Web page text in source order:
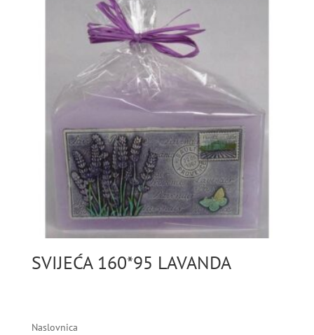
SVIJEĆA 160*95 LAVANDA
Naslovnica